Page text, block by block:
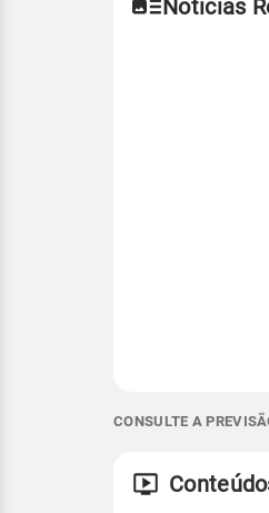
Notícias
CONSULTE A